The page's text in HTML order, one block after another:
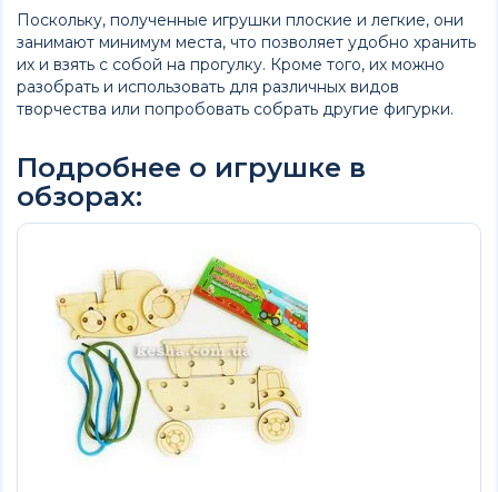
Поскольку, полученные игрушки плоские и легкие, они
занимают минимум места, что позволяет удобно хранить
их и взять с собой на прогулку. Кроме того, их можно
разобрать и использовать для различных видов
творчества или попробовать собрать другие фигурки.
Подробнее о игрушке в
обзорах: